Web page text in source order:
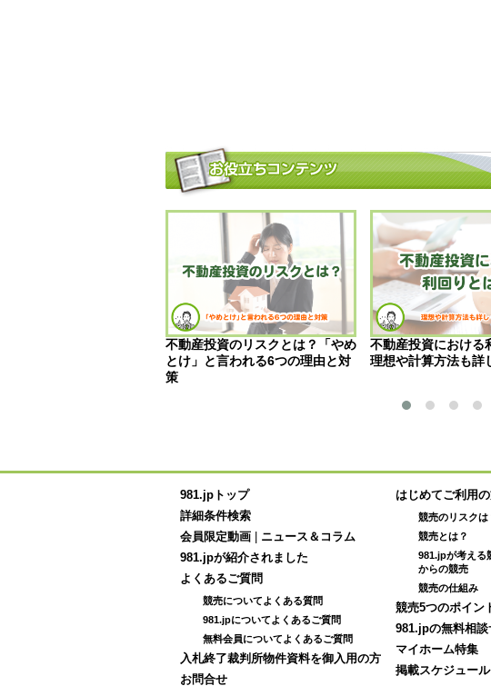
不動産投資のリスクとは？「やめ
とけ」と言われる6つの理由と対
策
不動産投資における
理想や計算方法も詳
981.jpトップ
詳細条件検索
会員限定動画
ニュース＆コラム
981.jpが紹介されました
よくあるご質問
競売についてよくある質問
981.jpについてよくあるご質問
無料会員についてよくあるご質問
入札終了裁判所物件資料を御入用の方
お問合せ
はじめてご利用
競売のリスクは
競売とは？
981.jpが考える
からの競売
競売の仕組み
競売5つのポイン
981.jpの無料相談
マイホーム特集
掲載スケジュール